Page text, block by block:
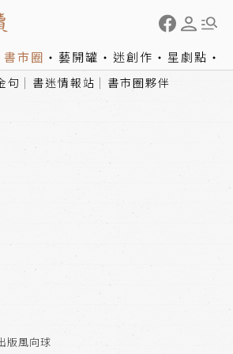
書市圈 藝開罐 迷創作 星劇點
句 書迷情報站 書市圈夥伴
版風向球